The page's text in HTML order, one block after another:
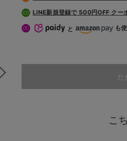
LINE新規登録で 500円OFF クー
と も
た
こ